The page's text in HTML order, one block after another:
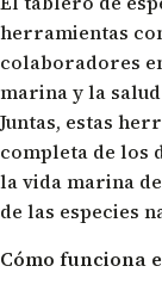
herramientas
colaboradores
marina y la
Juntas, estas
completa de los
la vida marina
de las especies
Cómo funciona